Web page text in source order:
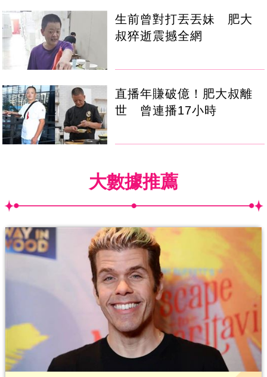
生前曾對打丟丟妹 肥大
叔猝逝震撼全網
直播年賺破億！肥大叔離
世 曾連播17小時
大數據推薦